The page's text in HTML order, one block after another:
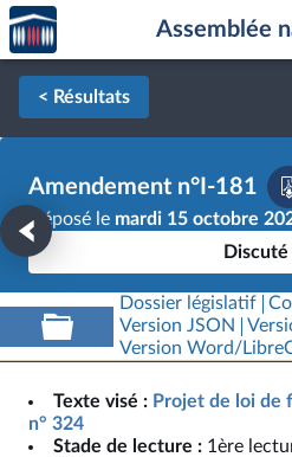
Aller au contenu
Aller en bas de la page
Accèder
à la
page
d'accueil
Assemblée
< Résultats
Amendement n°I-181
Déposé le mardi 15 octobre
Discuté
Dossier législatif
Version JSON
Version Word/
Texte visé : Projet de loi de
n° 324
Stade de lecture : 1ère